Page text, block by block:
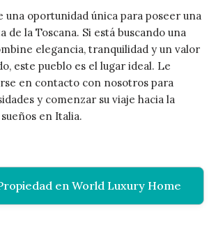
oportunidad única para poseer una
de la Toscana. Si está buscando una
elegancia, tranquilidad y un valor
este pueblo es el lugar ideal. Le
en contacto con nosotros para
y comenzar su viaje hacia la
en Italia.
en World Luxury Home